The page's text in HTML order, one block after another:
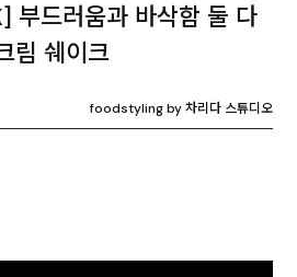
부드러움과 바삭함 둘 다
림 쉐이크
foodstyling by 차리다 스튜디오